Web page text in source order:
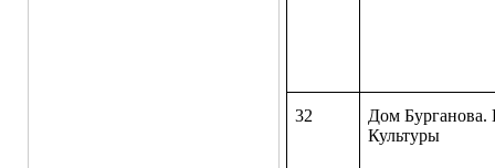
32
Дом Бурганова.
Культуры